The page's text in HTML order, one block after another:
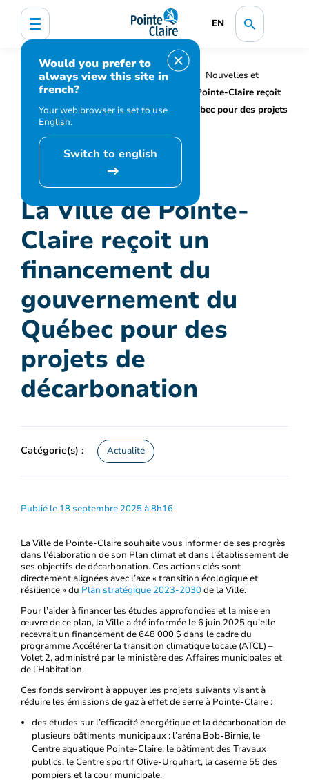
EN
Would you prefer to
always view this site in
french?
Your web browser is set to use
English.
Switch to english
Accueil Organisation municipale
Nouvelles et
médias
Actualités
La Ville de Pointe-Claire reçoit
un financement du gouvernement du Québec pour des projets
de décarbonation
La Ville de Pointe-
Claire reçoit un
financement du
gouvernement du
Québec pour des
projets de
décarbonation
Catégorie(s) : Actualité
Publié le 18 septembre 2025 à 8h16
La Ville de Pointe-Claire souhaite vous informer de ses progrès
dans l’élaboration de son Plan climat et dans l’établissement de
ses objectifs de décarbonation. Ces actions clés sont
directement alignées avec l’axe « transition écologique et
résilience » du Plan stratégique 2023-2030de la Ville.
Pour l’aider à financer les études approfondies et la mise en
œuvre de ce plan, la Ville a été informée le 6 juin 2025 qu’elle
recevrait un financement de 648 000 $ dans le cadre du
programme Accélérer la transition climatique locale (ATCL) –
Volet 2, administré par le ministère des Affaires municipales et
de l’Habitation.
Ces fonds serviront à appuyer les projets suivants visant à
réduire les émissions de gaz à effet de serre à Pointe-Claire :
des études sur l’efficacité énergétique et la décarbonation de
plusieurs bâtiments municipaux : l’aréna Bob-Birnie, le
Centre aquatique Pointe-Claire, le bâtiment des Travaux
publics, le Centre sportif Olive-Urquhart, la caserne 55 des
pompiers et la cour municipale.